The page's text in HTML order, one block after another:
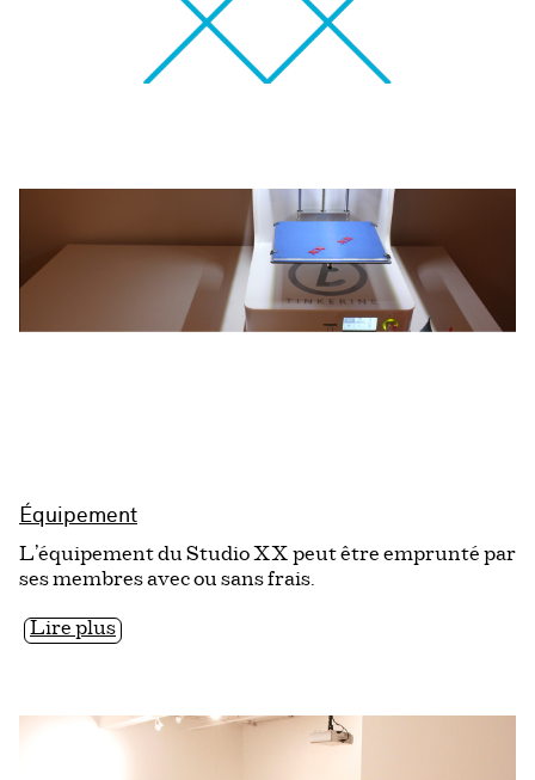
Équipement
L'équipement du Studio XX peut être emprunté par
ses membres avec ou sans frais.
Lire plus